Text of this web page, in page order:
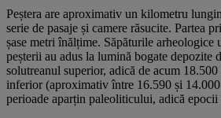
Peștera are aproximativ un kilometru
serie de pasaje și camere răsucite. Partea
șase metri înălțime. Săpăturile arheologice
peșterii au adus la lumină bogate depozite
solutreanul superior, adică de acum
inferior (aproximativ între 16.590 și
perioade aparțin paleoliticului, adică epocii